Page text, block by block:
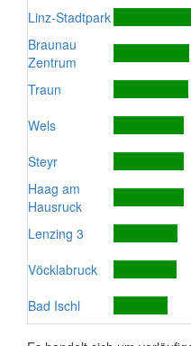
Linz-Stadtpark
Braunau
Zentrum
Traun
Wels
Steyr
Haag am
Hausruck
Lenzing 3
Vöcklabruck
Bad Ischl